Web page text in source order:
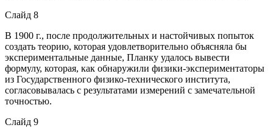
Слайд 8
В 1900 г., после продолжительных и настойчивых попыток
создать теорию, которая удовлетворительно объясняла бы
экспериментальные данные, Планку удалось вывести
формулу, которая, как обнаружили физики-экспериментаторы
из Государственного физико-технического института,
согласовывалась с результатами измерений с замечательной
точностью.
Слайд 9